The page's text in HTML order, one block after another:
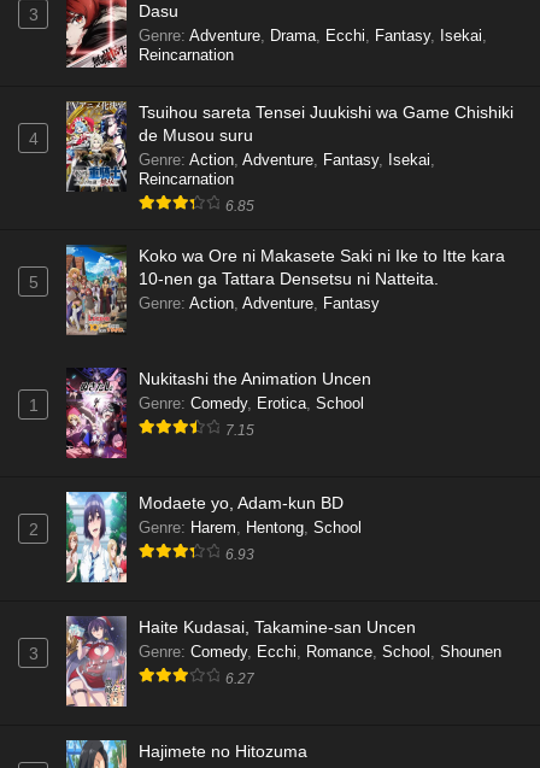
3
Dasu
Genre: Adventure, Drama, Ecchi, Fantasy, Isekai,
Reincarnation
4
Tsuihou sareta Tensei Juukishi wa Game Chishiki
de Musou suru
Genre: Action, Adventure, Fantasy, Isekai,
Reincarnation
6.85
5
Koko wa Ore ni Makasete Saki ni Ike to Itte kara
10-nen ga Tattara Densetsu ni Natteita.
Genre: Action, Adventure, Fantasy
1
Nukitashi the Animation Uncen
Genre: Comedy, Erotica, School
7.15
2
Modaete yo, Adam-kun BD
Genre: Harem, Hentong, School
6.93
3
Haite Kudasai, Takamine-san Uncen
Genre: Comedy, Ecchi, Romance, School , Shounen
6.27
Hajimete no Hitozuma